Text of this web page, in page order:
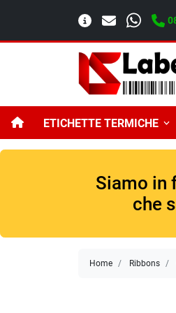
ETICHETTE TERMICHE
Siamo in
che
Home Ribbons